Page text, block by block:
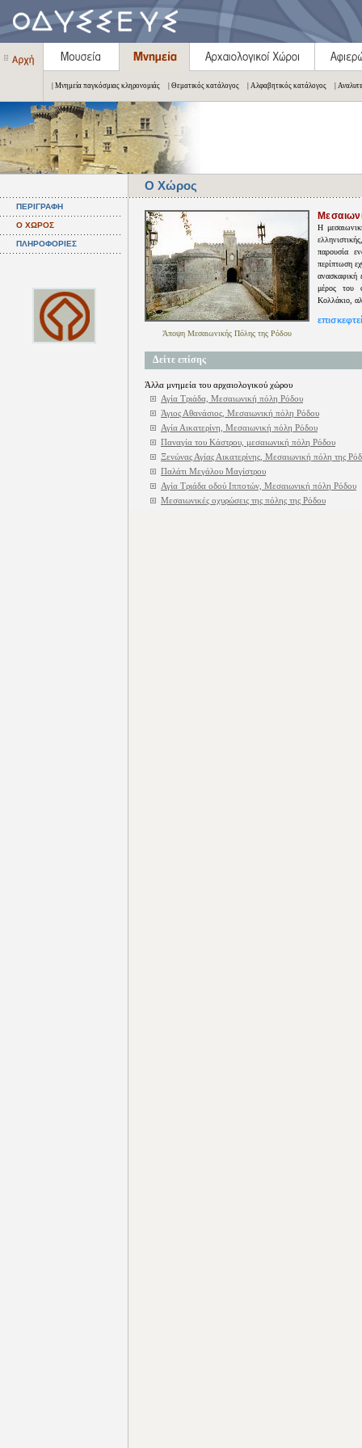
| Μνημεία παγκόσμιας κληρονομιάς | Θεματικός κατάλογος | Αλφαβητικός κατάλογος |
Ο Χώρος
ΠΕΡΙΓΡΑΦΗ
Ο ΧΩΡΟΣ
ΠΛΗΡΟΦΟΡΙΕΣ
Άποψη Μεσαιωνικής Πόλης της Ρόδου
Η
παρουσία
περίπτωση
ανασκαφική
μέρος του
Κολλάκιο,
Δείτε επίσης
Άλλα μνημεία του αρχαιολογικού χώρου
Αγία Τριάδα, Μεσαιωνική πόλη Ρόδου
Άγιος Αθανάσιος, Μεσαιωνική πόλη Ρόδου
Αγία Αικατερίνη, Μεσαιωνική πόλη Ρόδου
Παναγία του Kάστρου, μεσαιωνική πόλη Ρόδου
Ξενώνας Αγίας Αικατερίνης, Μεσαιωνική πόλη της
Παλάτι Μεγάλου Μαγίστρου
Αγία Τριάδα οδού Ιπποτών, Μεσαιωνική πόλη Ρόδου
Μεσαιωνικές οχυρώσεις της πόλης της Ρόδου